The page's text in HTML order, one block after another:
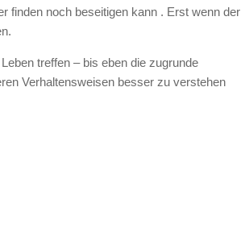
finden noch beseitigen kann . Erst wenn der
treffen – bis eben die zugrunde
Verhaltensweisen besser zu verstehen